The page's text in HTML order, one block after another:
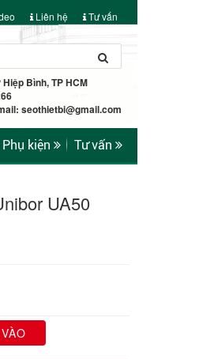
Liên hệ Tư vấn
Bình, TP HCM
seothietbi@gmail.com
Phụ kiện Tư vấn
UA50